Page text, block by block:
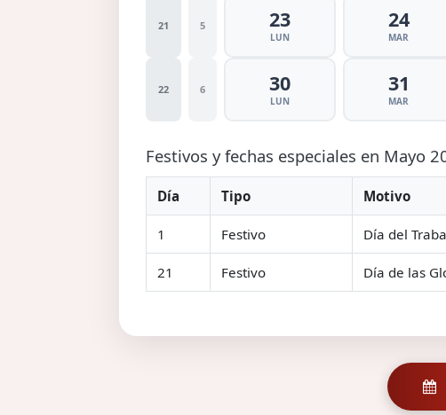
21 5 23
LUN
24
MAR
22 6 30
LUN
31
MAR
Festivos y fechas especiales en Mayo
Día Tipo Motivo
1 Festivo Día del
21 Festivo Día de las